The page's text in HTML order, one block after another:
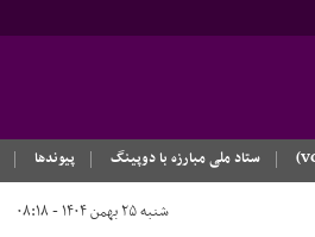
ستاد ملی مبارزه با دوپینگ پیوندها
شنبه ۲۵ بهمن ۱۴۰۴ - ۰۸:۱۸